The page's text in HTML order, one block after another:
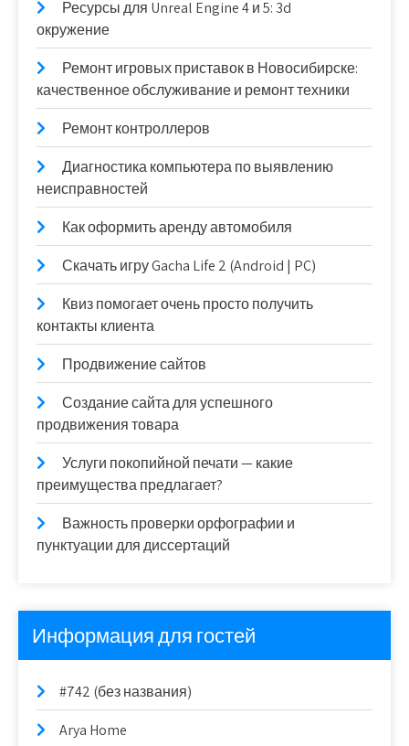
Ресурсы для Unreal Engine 4 и 5: 3d
окружение
Ремонт игровых приставок в Новосибирске:
качественное обслуживание и ремонт техники
Ремонт контроллеров
Диагностика компьютера по выявлению
неисправностей
Как оформить аренду автомобиля
Скачать игру Gacha Life 2 (Android | PC)
Квиз помогает очень просто получить
контакты клиента
Продвижение сайтов
Создание сайта для успешного
продвижения товара
Услуги покопийной печати — какие
преимущества предлагает?
Важность проверки орфографии и
пунктуации для диссертаций
Информация для гостей
#742 (без названия)
Arya Home